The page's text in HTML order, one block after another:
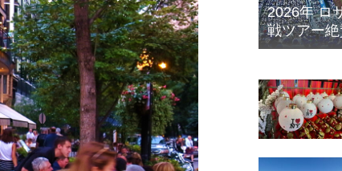
2026年 ロ
戦ツアー